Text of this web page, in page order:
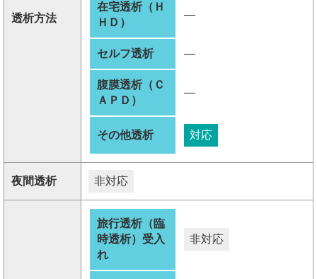
透析方法
在宅透析（Ｈ
ＨＤ）
―
セルフ透析 ―
腹膜透析（Ｃ
ＡＰＤ）
―
その他透析 対応
夜間透析 非対応
旅行透析（臨
時透析）受入
れ
非対応